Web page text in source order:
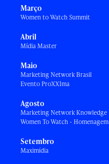
Março
Women to Watch Summit
Abril
Mídia Master
Maio
Marketing Network Brasil
Evento ProXXIma
Agosto
Marketing Network Knowledge
Women To Watch - Homenagem
Setembro
Maximídia